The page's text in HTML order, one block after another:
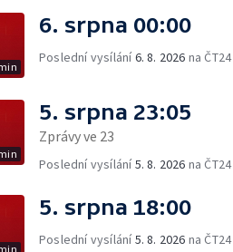
6. srpna 00:00
Poslední vysílání6. 8. 2026 na ČT24
5. srpna 23:05
Zprávy ve 23
Poslední vysílání5. 8. 2026 na ČT24
5. srpna 18:00
Poslední vysílání5. 8. 2026 na ČT24